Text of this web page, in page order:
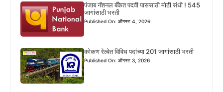
पंजाब नॅशनल बँकेत पदवी पाससाठी मोठी संधी ! 545
जागांसाठी भरती
Published On: ऑगस्ट 4, 2026
कोकण रेल्वेत विविध पदांच्या 201 जागांसाठी भरती
Published On: ऑगस्ट 3, 2026